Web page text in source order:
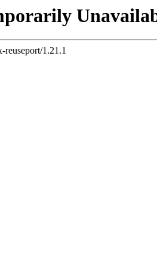
reuseport/1.21.1